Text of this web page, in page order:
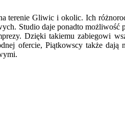
terenie Gliwic i okolic. Ich
Studio daje ponadto
Dzięki takiemu zabiegowi
ofercie, Piątkowscy także